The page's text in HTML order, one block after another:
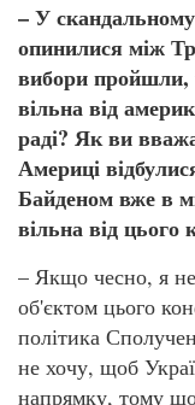
– У
опинилися між
вибори пройшли,
вільна від
раді? Як ви
Америці
Байденом вже в
вільна від цього
– Якщо чесно, я
об'єктом цього
політика
не хочу, щоб
напрямку, тому